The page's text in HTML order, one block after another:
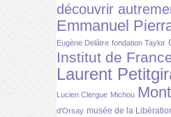
découvrir
Emmanuel
Eugène Delâtre fondation Taylor
Institut de
Laurent
Lucien Clergue Michou
d'Orsay musée de la